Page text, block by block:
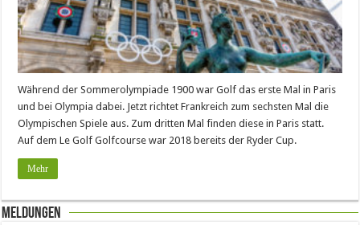
Während der Sommerolympiade 1900 war Golf das erste Mal in Paris
und bei Olympia dabei. Jetzt richtet Frankreich zum sechsten Mal die
Olympischen Spiele aus. Zum dritten Mal finden diese in Paris statt.
Auf dem Le Golf Golfcourse war 2018 bereits der Ryder Cup.
Mehr
Meldungen